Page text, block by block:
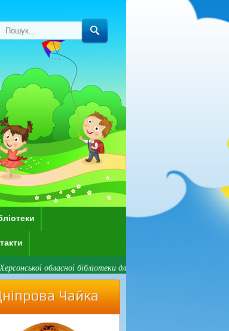
бібліотеки для дітей імені Дніпрової Чайки!
Чайка